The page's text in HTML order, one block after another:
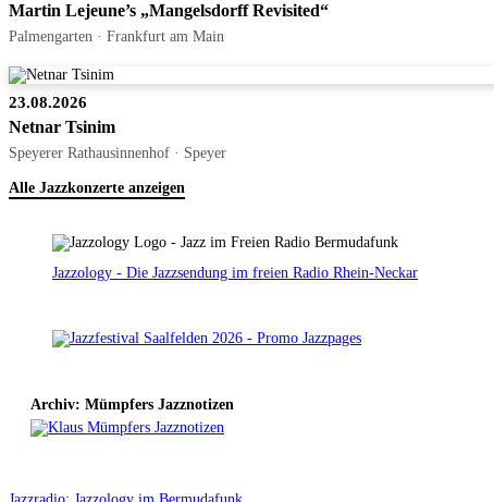
Martin Lejeune’s „Mangelsdorff Revisited“
Palmengarten · Frankfurt am Main
23.08.2026
Netnar Tsinim
Speyerer Rathausinnenhof · Speyer
Alle Jazzkonzerte anzeigen
Jazzology - Die Jazzsendung im freien Radio Rhein-Neckar
Archiv: Mümpfers Jazznotizen